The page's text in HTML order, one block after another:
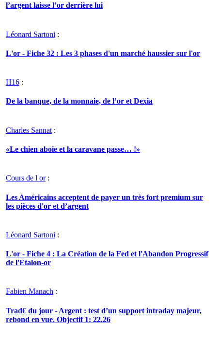
l’argent laisse l’or derrière lui
Léonard Sartoni :
L'or - Fiche 32 : Les 3 phases d'un marché haussier sur l'or
H16 :
De la banque, de la monnaie, de l’or et Dexia
Charles Sannat :
«Le chien aboie et la caravane passe… !»
Cours de l or:
Les Américains acceptent de payer un très fort premium sur
les pièces d'or et d’argent
Léonard Sartoni :
L'or - Fiche 4 : La Création de la Fed et l'Abandon Progressif
de l'Etalon-or
Fabien Manach :
Trad€ du jour - Argent : test d’un support intraday majeur,
rebond en vue. Objectif 1: 22.26